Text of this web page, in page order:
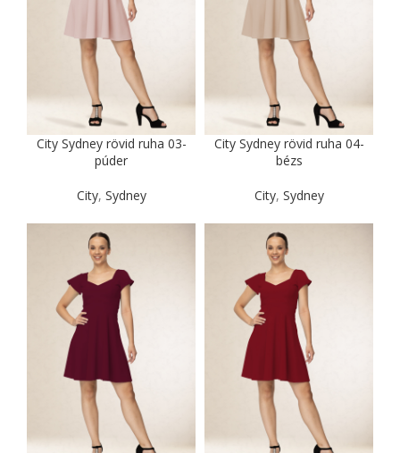
City Sydney rövid ruha 03-
púder
City, Sydney
City Sydney rövid ruha 04-
bézs
City, Sydney